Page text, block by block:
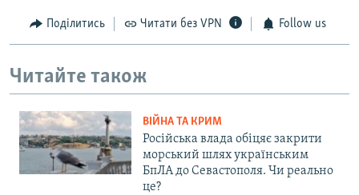
Поділитись Читати без VPN Follow us
Читайте також
ВІЙНА ТА КРИМ
Російська влада обіцяє закрити
морський шлях українським
БпЛА до Севастополя. Чи реально
це?